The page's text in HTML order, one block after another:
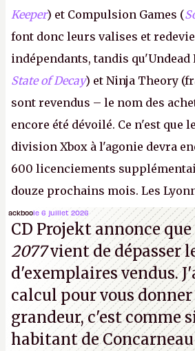
Keeper) et Compulsion Games (
font donc leurs valises et
indépendants, tandis qu'Undead
State of Decay) et Ninja Theory
sont revendus – le nom des
encore été dévoilé. Ce n'est que
division Xbox à l'agonie devra
600 licenciements
douze prochains mois. Les
(Dishonored, Deathloop)
prochaines victimes, puisque
vouloir se séparer du studio.A.
ackboole 6 juillet 2026
CD Projekt annonce que
2077vient de dépasser
d'exemplaires vendus.
calcul pour vous donner
grandeur, c'est comme
habitant de